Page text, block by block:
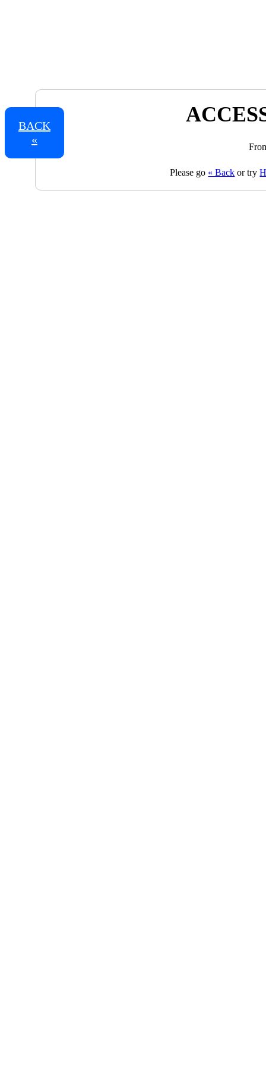
BACK
«
Please go « Back or try